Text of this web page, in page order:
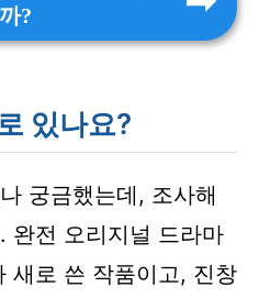
까?
있나요?
궁금했는데, 조사해
. 완전 오리지널 드라마
새로 쓴 작품이고, 진창